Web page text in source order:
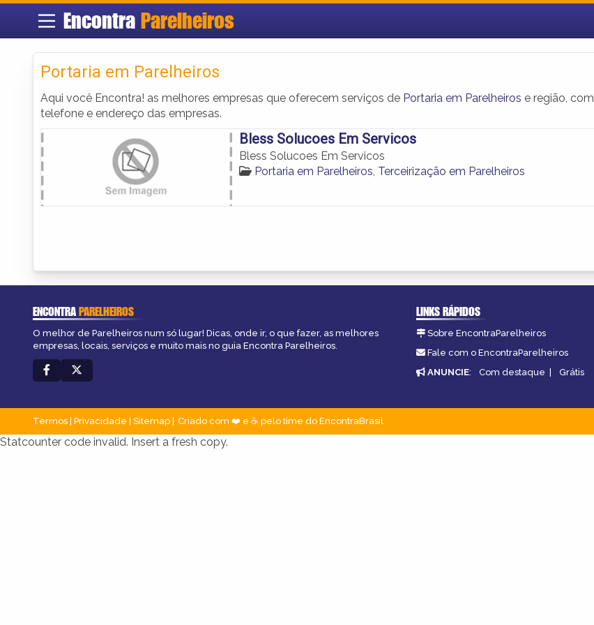
Encontra Parelheiros
Portaria em Parelheiros
Aqui você Encontra! as melhores empresas que oferecem serviços de Portaria em Parelheiros e região, com
telefone e endereço das empresas.
Bless Solucoes Em Servicos
Bless Solucoes Em Servicos
Portaria em Parelheiros Terceirização em Parelheiros
ENCONTRAPARELHEIROS
O melhor de Parelheiros num só lugar! Dicas, onde ir, o que fazer, as melhores
empresas, locais, serviços e muito mais no guia Encontra Parelheiros.
LINKS RÁPIDOS
Sobre EncontraParelheiros
Fale com o EncontraParelheiros
ANUNCIE: Com destaque | Grátis
Termos Privacidade Sitemap Criado com ❤️ e ☕ pelo time do EncontraBrasil
Statcounter code invalid. Insert a fresh copy.